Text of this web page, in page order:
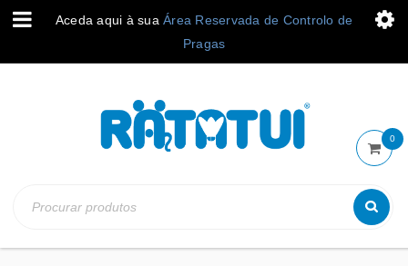
Aceda aqui à sua Área Reservada de Controlo de
Pragas
0